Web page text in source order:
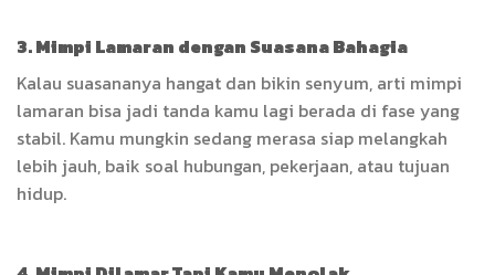
3. Mimpi Lamaran dengan Suasana Bahagia
Kalau suasananya hangat dan bikin senyum, arti mimpi
lamaran bisa jadi tanda kamu lagi berada di fase yang
stabil. Kamu mungkin sedang merasa siap melangkah
lebih jauh, baik soal hubungan, pekerjaan, atau tujuan
hidup.